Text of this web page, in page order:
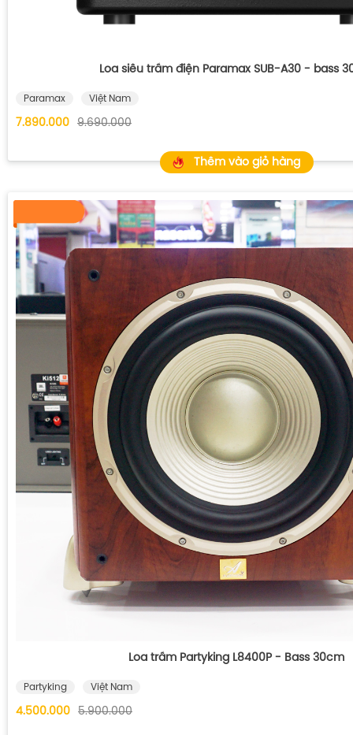
Loa siêu trầm điện Paramax SUB-A30 - bass
Paramax Việt Nam
7.890.000 9.690.000
Thêm vào giỏ hàng
Loa trầm Partyking L8400P - Bass 30cm
Partyking Việt Nam
4.500.000 5.900.000